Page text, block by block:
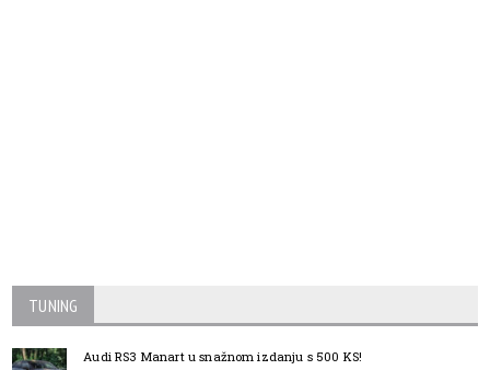
TUNING
Audi RS3 Manart u snažnom izdanju s 500 KS!